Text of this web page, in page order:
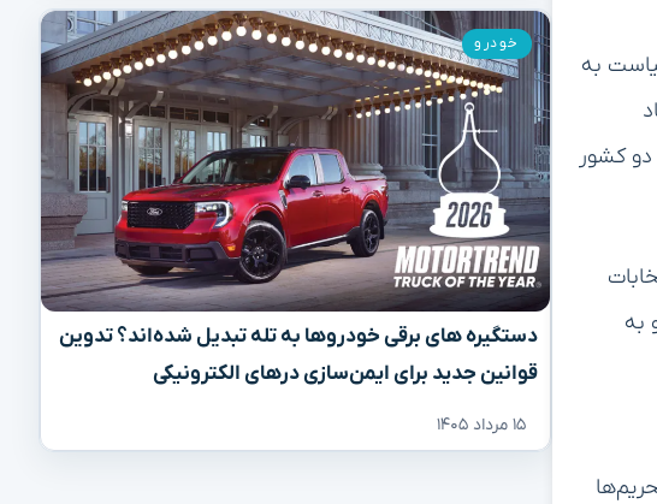
دستگیره‌ های برقی خودروها به تله تبدیل شده‌اند؟ تدوین
قوانین جدید برای ایمن‌سازی درهای الکترونیکی
۱۵ مرداد ۱۴۰۵
خودرو
به
دو کشور
به
تحریم‌ها